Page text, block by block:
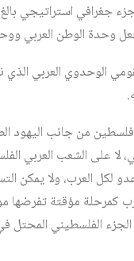
جغرافي استراتيجي بالغ
وحدة الوطن العربي
الوحدوي العربي
فلسطين من جانب اليهود
لا على الشعب العربي
لكل العرب، ولا
كمرحلة مؤقتة تفرضها